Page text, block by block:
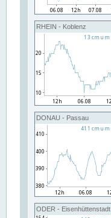
RHEIN - Koblenz
DONAU - Passau
ODER - Eisenhüttenstadt